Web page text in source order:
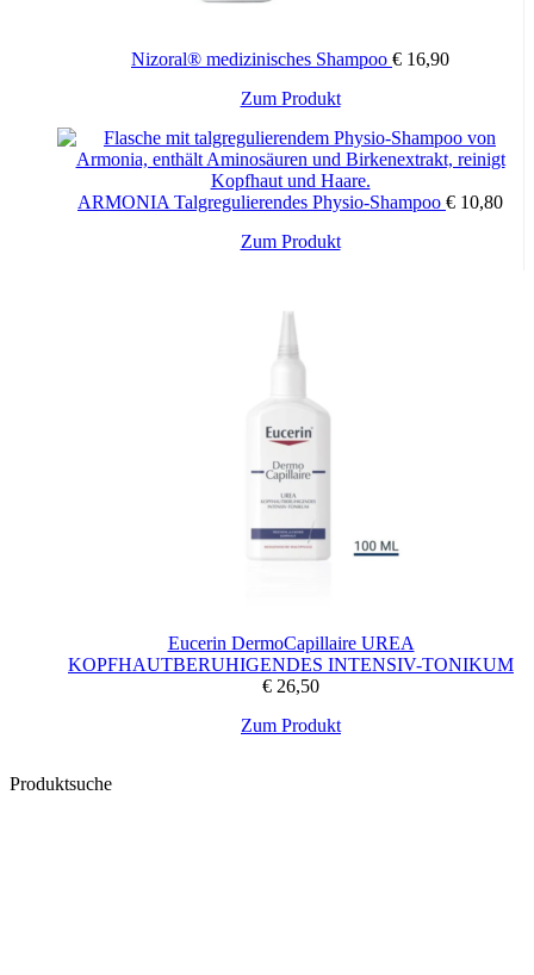
Nizoral® medizinisches Shampoo € 16,90
Zum Produkt
ARMONIA Talgregulierendes Physio-Shampoo € 10,80
Zum Produkt
Eucerin DermoCapillaire UREA
KOPFHAUTBERUHIGENDES INTENSIV-TONIKUM
€ 26,50
Zum Produkt
Produktsuche